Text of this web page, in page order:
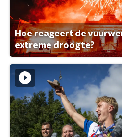
Hoe reageert de
extreme droogte?